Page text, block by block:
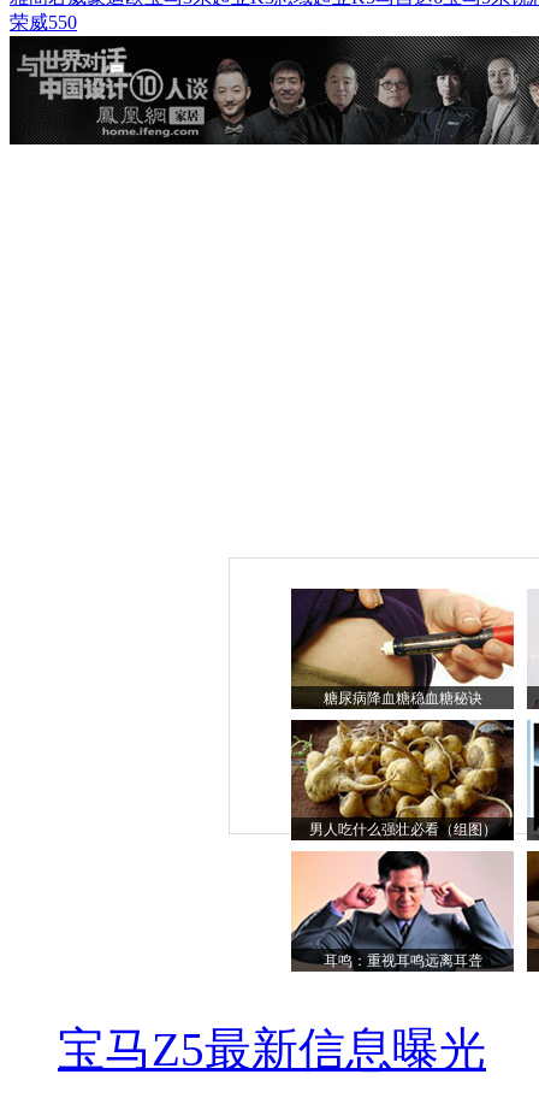
荣威550
糖尿病降血糖稳血糖秘诀
男人吃什么强壮必看（组图）
耳鸣：重视耳鸣远离耳聋
宝马Z5最新信息曝光